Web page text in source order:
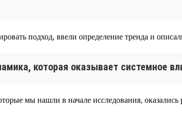
подход, ввели определение тренда и
которая оказывает системное
мы нашли в начале исследования,